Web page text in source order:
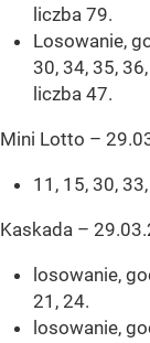
liczba 79.
Losowanie,
30, 34, 35,
liczba 47.
Mini Lotto –
11, 15, 30,
Kaskada –
losowanie,
21, 24.
losowanie,